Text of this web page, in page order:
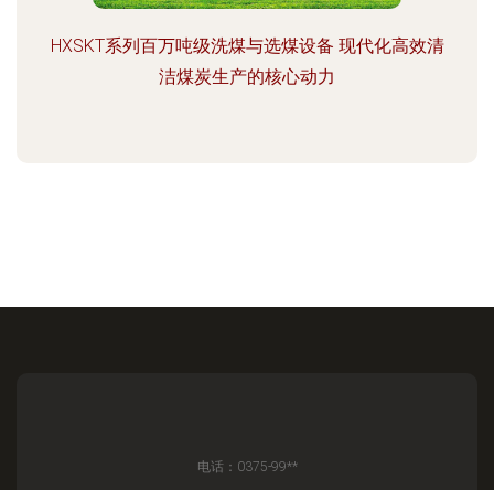
HXSKT系列百万吨级洗煤与选煤设备 现代化高效清
洁煤炭生产的核心动力
电话：0375-99**